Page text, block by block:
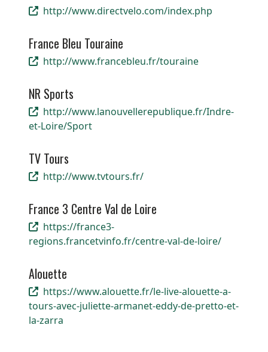
http://www.directvelo.com/index.php
France Bleu Touraine
http://www.francebleu.fr/touraine
NR Sports
http://www.lanouvellerepublique.fr/Indre-
et-Loire/Sport
TV Tours
http://www.tvtours.fr/
France 3 Centre Val de Loire
https://france3-
regions.francetvinfo.fr/centre-val-de-loire/
Alouette
https://www.alouette.fr/le-live-alouette-a-
tours-avec-juliette-armanet-eddy-de-pretto-et-
la-zarra